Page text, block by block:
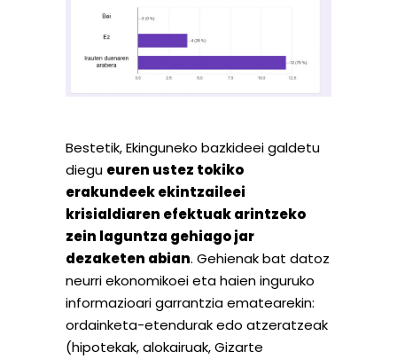
Bestetik, Ekinguneko bazkideei galdetu
diegu euren ustez tokiko
erakundeek ekintzaileei
krisialdiaren efektuak arintzeko
zein laguntza gehiago jar
dezaketen abian. Gehienak bat datoz
neurri ekonomikoei eta haien inguruko
informazioari garrantzia ematearekin:
ordainketa-etendurak edo atzeratzeak
(hipotekak, alokairuak, Gizarte